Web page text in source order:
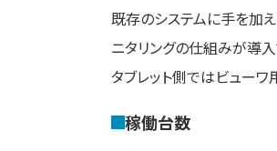
既存のシステムに手を加え
ニタリングの仕組みが導入
タブレット側ではビューワ
稼働台数